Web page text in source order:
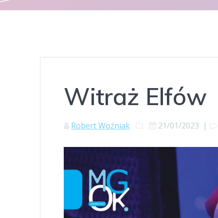
Witraż Elfów
Robert Woźniak 21/01/2023 |